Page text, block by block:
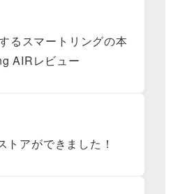
るスマートリングの本
AIRレビュー
トアができました！